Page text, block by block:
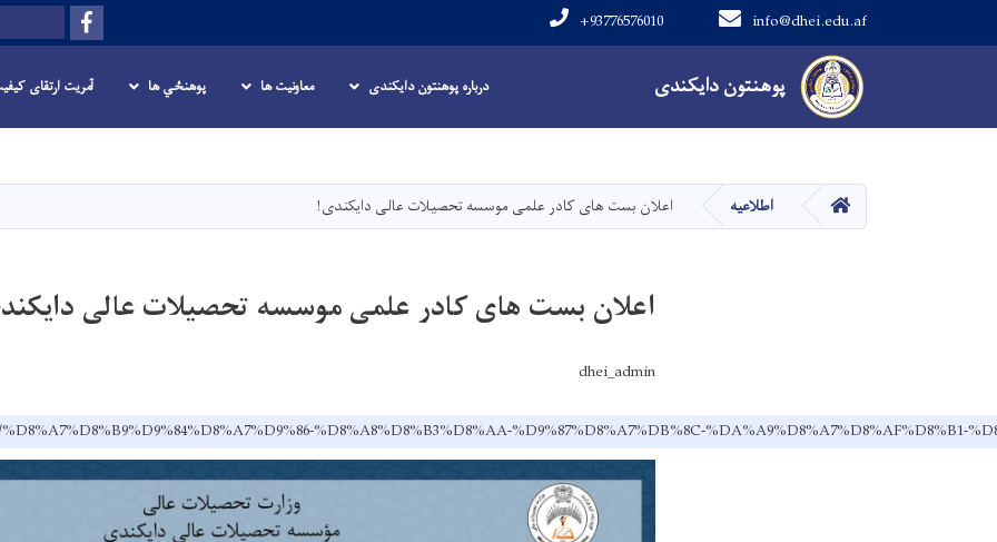
content
پوهنتون دایکندی
info@dhei.edu.af
+93776576010
Facebook
Search
Main navigation
پوهنتون دایکندی درباره پوهنتون دایکندی معاونیت ها پوهنځي ها آمریت ارتقای
صفحه اصلیاطلاعیه اعلان بست های کادر علمی موسسه تحصیلات عالی دایکندی!
اعلان بست های کادر علمی موسسه تحصیلات عالی
dhei_admin
%D8%A8%D8%B3%D8%AA-%D9%87%D8%A7%DB%8C-%DA%A9%D8%A7%D8%AF%D8%B1-